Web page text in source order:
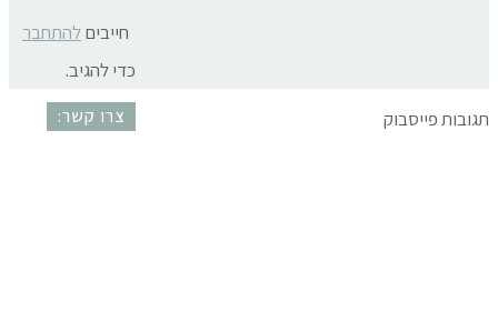
תגובות פייסבוק
חייביםלהתחבר
כדי להגיב.
צרו קשר: